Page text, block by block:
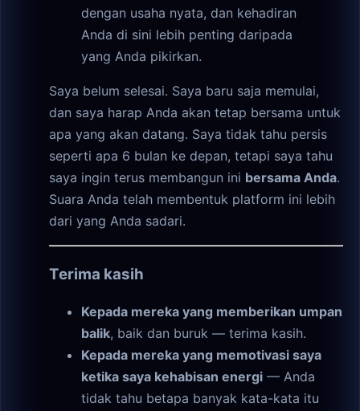
dengan usaha nyata, dan kehadiran
Anda di sini lebih penting daripada
yang Anda pikirkan.
Saya belum selesai. Saya baru saja memulai,
dan saya harap Anda akan tetap bersama untuk
apa yang akan datang. Saya tidak tahu persis
seperti apa 6 bulan ke depan, tetapi saya tahu
saya ingin terus membangun ini bersama Anda.
Suara Anda telah membentuk platform ini lebih
dari yang Anda sadari.
Terima kasih
Kepada mereka yang memberikan umpan
balik, baik dan buruk — terima kasih.
Kepada mereka yang memotivasi saya
ketika saya kehabisan energi — Anda
tidak tahu betapa banyak kata-kata itu